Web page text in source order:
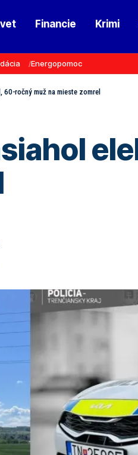
Financie Krimi
Energopomoc
ročný muž na mieste zomrel